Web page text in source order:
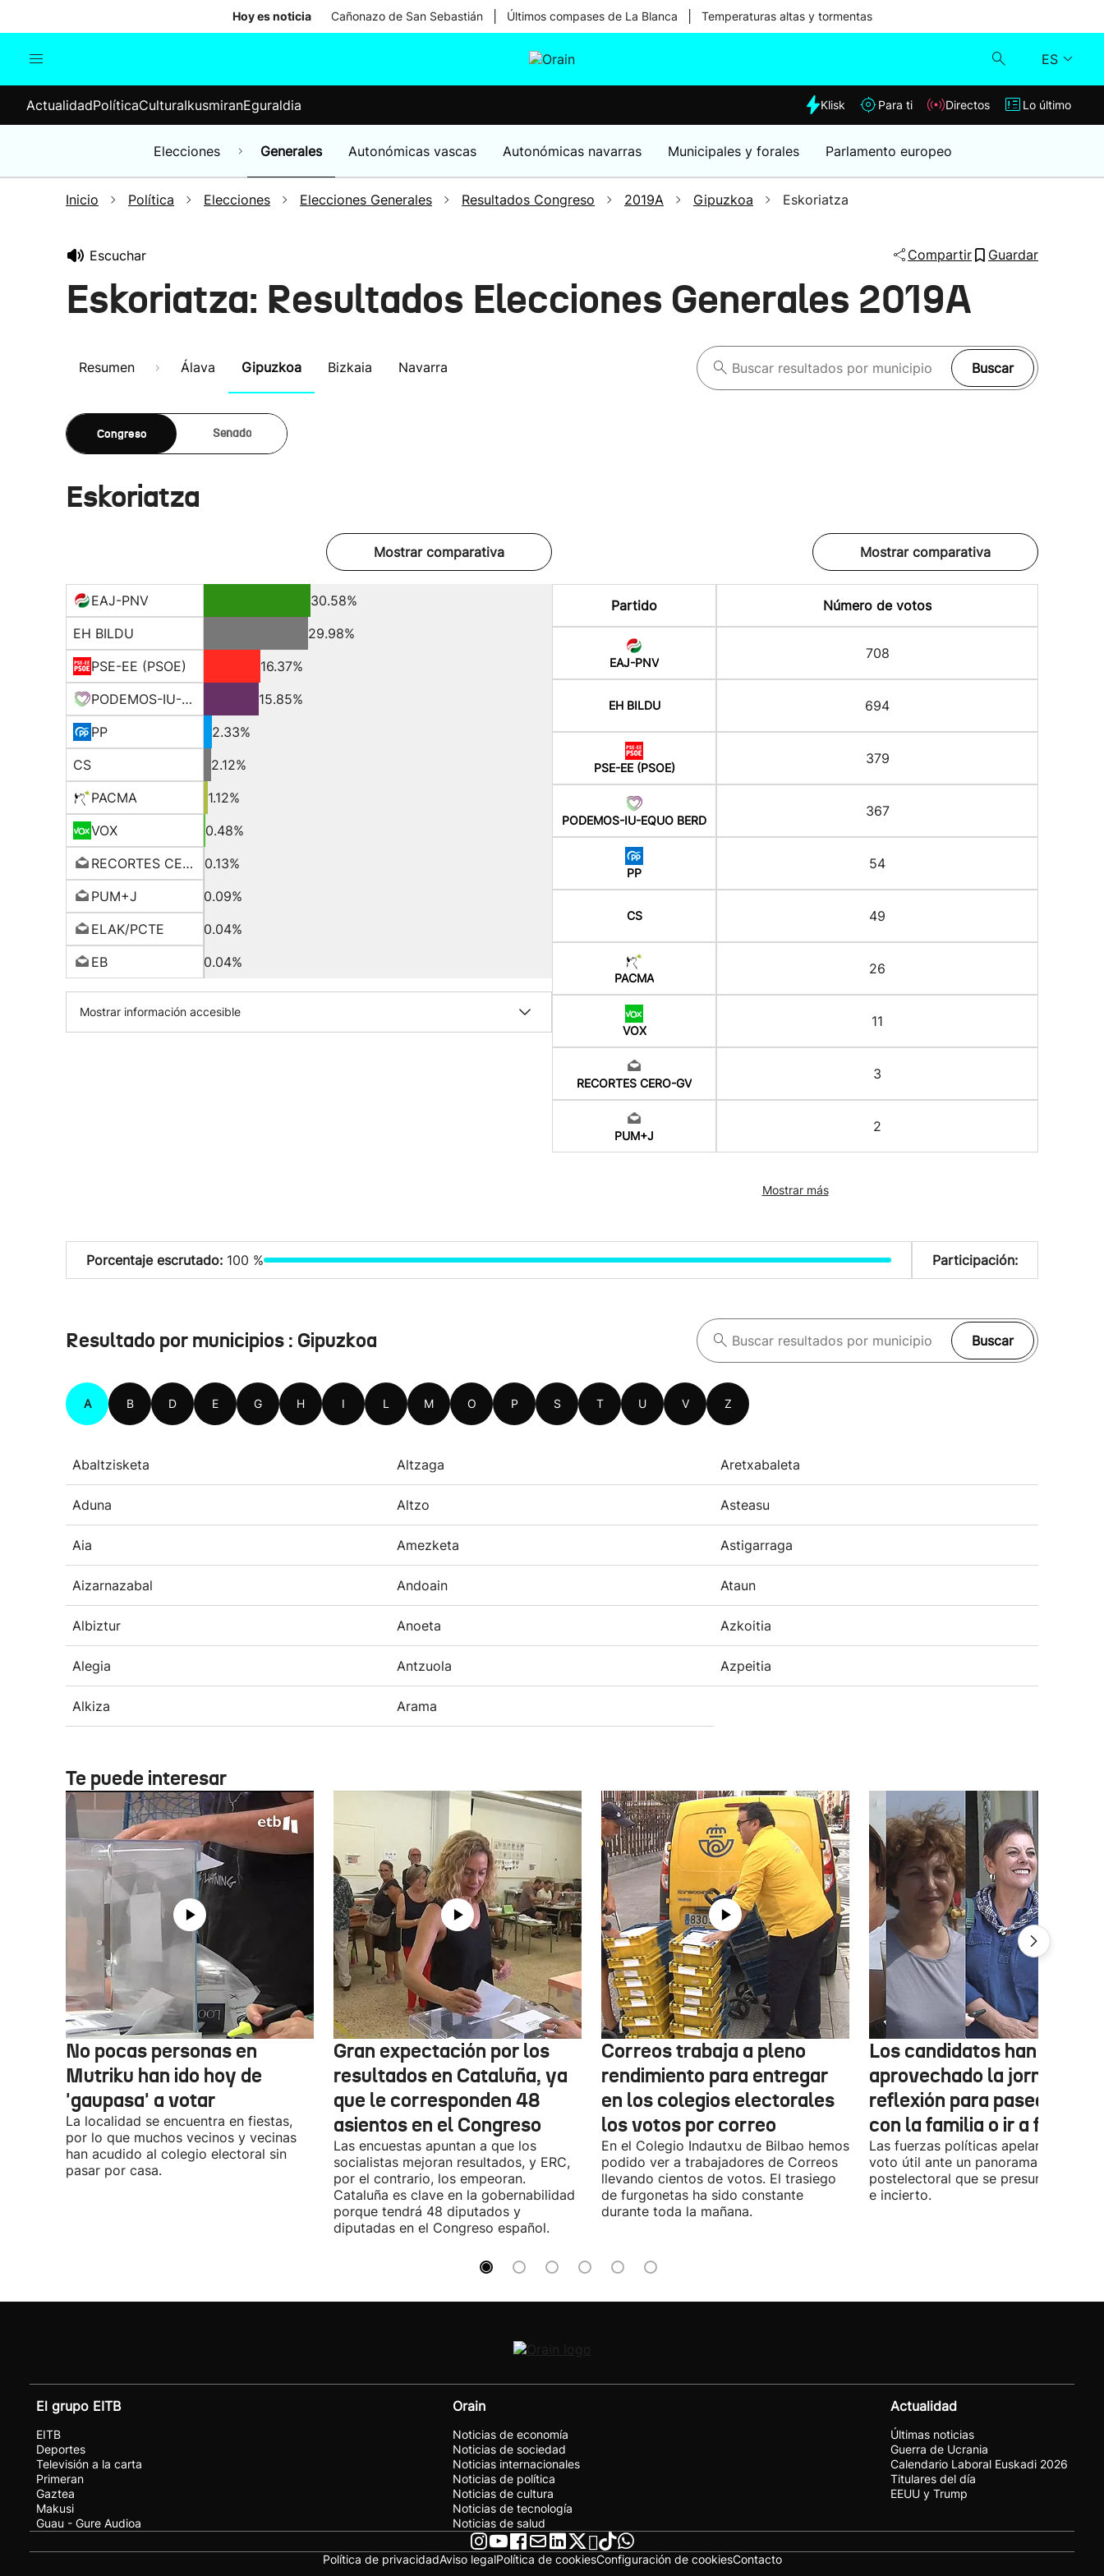
Hoy es noticia Cañonazo de San Sebastián Últimos compases de La Blanca Temperaturas altas y tormentas
ES
Elecciones
Klisk
Lo último
ActualidadPolíticaCulturaIkusmiranEguraldia Klisk Para ti Directos Lo último
Elecciones Generales Autonómicas vascas Autonómicas navarras Municipales y forales Parlamento europeo
Inicio Política Elecciones Elecciones Generales Resultados Congreso 2019A Gipuzkoa Eskoriatza
Escuchar Compartir Guardar
Eskoriatza: Resultados Elecciones Generales 2019A
Resumen Álava Gipuzkoa Bizkaia Navarra Buscar
Congreso Senado
Eskoriatza
Mostrar comparativa
EAJ-PNV
30.58%
EH BILDU
29.98%
PSE-EE (PSOE)
16.37%
PODEMOS-IU-EQUO BERD
15.85%
PP
2.33%
CS
2.12%
PACMA
1.12%
VOX
0.48%
RECORTES CERO-GV
0.13%
PUM+J
0.09%
ELAK/PCTE
0.04%
EB
0.04%
Mostrar información accesible
Mostrar comparativa
Partido Número de votos
EAJ-PNV
708
EH BILDU 694
PSE-EE (PSOE)
379
PODEMOS-IU-EQUO BERD
367
PP
54
CS 49
PACMA
26
VOX
11
RECORTES CERO-GV
3
PUM+J
2
Mostrar más
Porcentaje escrutado: 100 % Participación:
Resultado por municipios : Gipuzkoa Buscar
A B D E G H I L M O P S T U V Z
Abaltzisketa Altzaga Aretxabaleta
Aduna Altzo Asteasu
Aia Amezketa Astigarraga
Aizarnazabal Andoain Ataun
Albiztur Anoeta Azkoitia
Alegia Antzuola Azpeitia
Alkiza Arama
Te puede interesar
No pocas personas en
Mutriku han ido hoy de
'gaupasa' a votar
La localidad se encuentra en fiestas,
por lo que muchos vecinos y vecinas
han acudido al colegio electoral sin
pasar por casa.
Gran expectación por los
resultados en Cataluña, ya
que le corresponden 48
asientos en el Congreso
Las encuestas apuntan a que los
socialistas mejoran resultados, y ERC,
por el contrario, los empeoran.
Cataluña es clave en la gobernabilidad
porque tendrá 48 diputados y
diputadas en el Congreso español.
Correos trabaja a pleno
rendimiento para entregar
en los colegios electorales
los votos por correo
En el Colegio Indautxu de Bilbao hemos
podido ver a trabajadores de Correos
llevando cientos de votos. El trasiego
de furgonetas ha sido constante
durante toda la mañana.
Los candidatos han
aprovechado la jornada de
reflexión para pasear,
con la familia o ir a fiestas
Las fuerzas políticas apelaron ayer al
voto útil ante un panorama
postelectoral que se presume
e incierto.
El grupo EITB
EITB
Deportes
Televisión a la carta
Primeran
Gaztea
Makusi
Guau - Gure Audioa
Orain
Noticias de economía
Noticias de sociedad
Noticias internacionales
Noticias de política
Noticias de cultura
Noticias de tecnología
Noticias de salud
Actualidad
Últimas noticias
Guerra de Ucrania
Calendario Laboral Euskadi 2026
Titulares del día
EEUU y Trump
Política de privacidadAviso legalPolítica de cookiesConfiguración de cookiesContacto